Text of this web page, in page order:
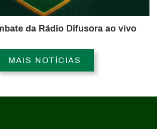
da Rádio Difusora ao vivo
MAIS NOTÍCIAS